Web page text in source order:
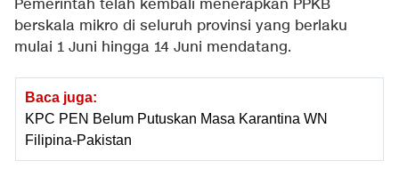
Pemerintah telah kembali menerapkan PPKB
berskala mikro di seluruh provinsi yang berlaku
mulai 1 Juni hingga 14 Juni mendatang.
Baca juga:
KPC PEN Belum Putuskan Masa Karantina WN
Filipina-Pakistan